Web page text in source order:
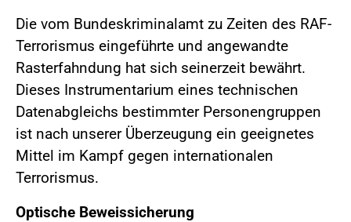
Die vom Bundeskriminalamt zu Zeiten des RAF-
Terrorismus eingeführte und angewandte
Rasterfahndung hat sich seinerzeit bewährt.
Dieses Instrumentarium eines technischen
Datenabgleichs bestimmter Personengruppen
ist nach unserer Überzeugung ein geeignetes
Mittel im Kampf gegen internationalen
Terrorismus.
Optische Beweissicherung